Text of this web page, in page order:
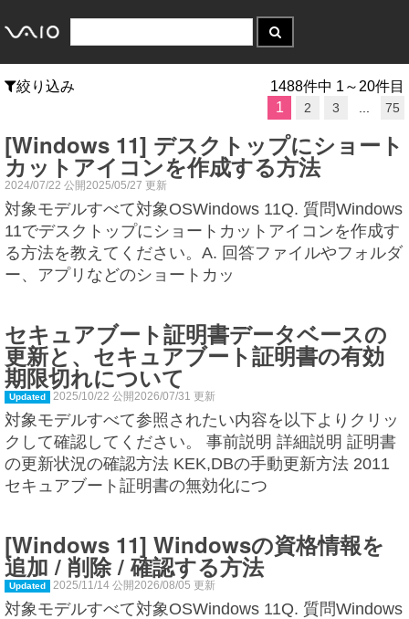
絞り込み
1488件中 1～20件目
1
2 3 75
[Windows 11] デスクトップにショート
カットアイコンを作成する方法
2024/07/22 公開2025/05/27 更新
対象モデルすべて対象OSWindows 11Q. 質問Windows
11でデスクトップにショートカットアイコンを作成す
る方法を教えてください。A. 回答ファイルやフォルダ
ー、アプリなどのショートカッ
セキュアブート証明書データベースの
更新と、セキュアブート証明書の有効
期限切れについて
Updated 2025/10/22 公開2026/07/31 更新
対象モデルすべて参照されたい内容を以下よりクリッ
クして確認してください。 事前説明 詳細説明 証明書
の更新状況の確認方法 KEK,DBの手動更新方法 2011
セキュアブート証明書の無効化につ
[Windows 11] Windowsの資格情報を
追加 / 削除 / 確認する方法
Updated 2025/11/14 公開2026/08/05 更新
対象モデルすべて対象OSWindows 11Q. 質問Windows